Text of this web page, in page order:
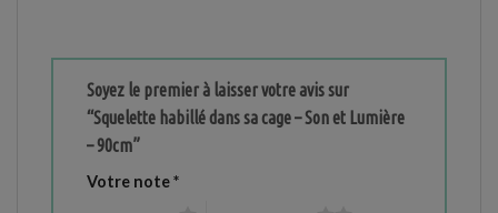
Soyez le premier à laisser votre avis sur
“Squelette habillé dans sa cage – Son et Lumière
– 90cm”
Votre note*